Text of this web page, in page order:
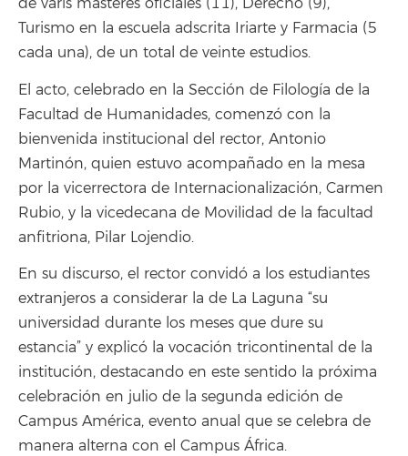
de varis másteres oficiales (11), Derecho (9),
Turismo en la escuela adscrita Iriarte y Farmacia (5
cada una), de un total de veinte estudios.
El acto, celebrado en la Sección de Filología de la
Facultad de Humanidades, comenzó con la
bienvenida institucional del rector, Antonio
Martinón, quien estuvo acompañado en la mesa
por la vicerrectora de Internacionalización, Carmen
Rubio, y la vicedecana de Movilidad de la facultad
anfitriona, Pilar Lojendio.
En su discurso, el rector convidó a los estudiantes
extranjeros a considerar la de La Laguna “su
universidad durante los meses que dure su
estancia” y explicó la vocación tricontinental de la
institución, destacando en este sentido la próxima
celebración en julio de la segunda edición de
Campus América, evento anual que se celebra de
manera alterna con el Campus África.